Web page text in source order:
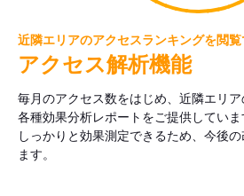
近隣エリアのアクセスランキングを閲覧
アクセス解析機能
毎月のアクセス数をはじめ、近隣エリ
各種効果分析レポートをご提供していま
しっかりと効果測定できるため、今後
ます。